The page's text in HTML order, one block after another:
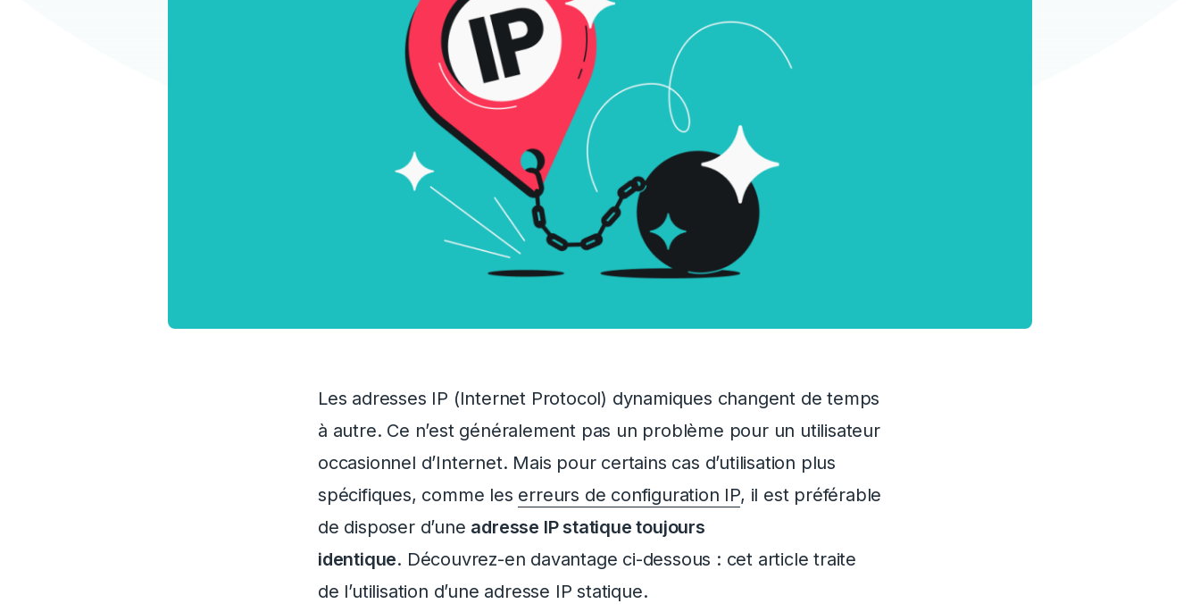
Les adresses IP (Internet Protocol) dynamiques changent de temps
à autre. Ce n’est généralement pas un problème pour un utilisateur
occasionnel d’Internet. Mais pour certains cas d’utilisation plus
spécifiques, comme les erreurs de configuration IP, il est préférable
de disposer d’une adresse IP statique toujours
identique. Découvrez-en davantage ci-dessous : cet article traite
de l’utilisation d’une adresse IP statique.